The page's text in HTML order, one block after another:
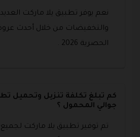
نعم يوفر تطبيق يلا ماركت
الحصرية 2026 .
كم تبلغ تكلفة تنزيل وتحميل
جوالي المحمول ؟
تم توفير تطبيق يلا ماركت